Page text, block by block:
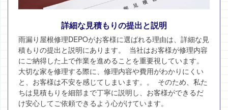
詳細な見積もりの提出と説明
雨漏り屋根修理DEPOがお客様に選ばれる理由は、詳細な見
積もりの提出と説明にあります。 当社はお客様が修理内容
にご納得した上で作業を進めることを重要視しています。
大切な家を修理する際に、修理内容や費用がわかりにくい
と、お客様は不安を感じてしまいます。。 そのため、私た
ちは見積もりを細部まで丁寧に説明し、お客様ができるだ
け安心してご依頼できるよう心がけています。